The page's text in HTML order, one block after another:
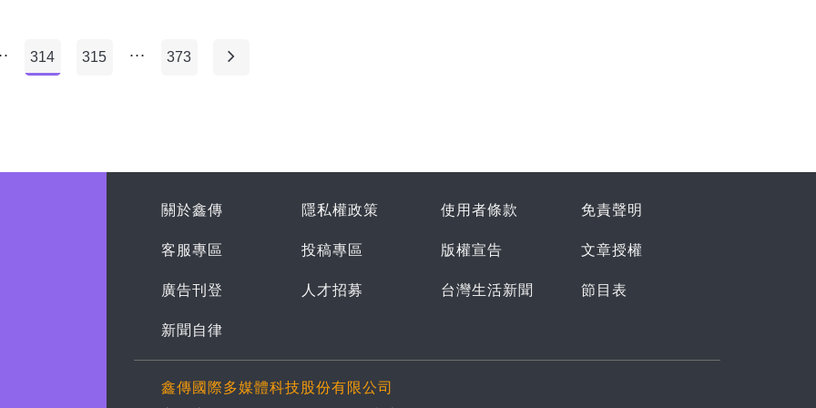
314 315 ... 373
關於鑫傳 隱私權政策 使用者條款 免責聲明
客服專區 投稿專區 版權宣告 文章授權
廣告刊登 人才招募 台灣生活新聞 節目表
新聞自律
鑫傳國際多媒體科技股份有限公司